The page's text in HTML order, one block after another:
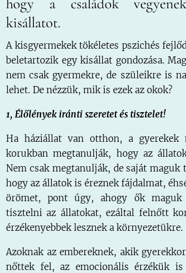
hogy a családok
kisállatot.
A kisgyermekek tökéletes pszichés
beletartozik egy kisállat gondozása.
nem csak gyermekre, de szüleikre is
lehet. De nézzük, mik is ezek az okok?
1, Élőlények iránti szeretet és tisztelet!
Ha háziállat van otthon, a gyerekek
korukban megtanulják, hogy az
Nem csak megtanulják, de saját maguk
hogy az állatok is éreznek fájdalmat,
örömet, pont úgy, ahogy ők maguk
tisztelni az állatokat, ezáltal felnőtt
érzékenyebbek lesznek a környezetükre.
Azoknak az embereknek, akik
nőttek fel, az emocionális érzékük